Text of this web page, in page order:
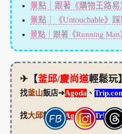
景點｜跟著《購物王路
景點｜《Untouchable》
景點｜跟著《Running Man
✈【釜邱/慶尚道輕鬆玩】
找釜山飯店➜Agoda、
找大邱飯店➜Agoda、